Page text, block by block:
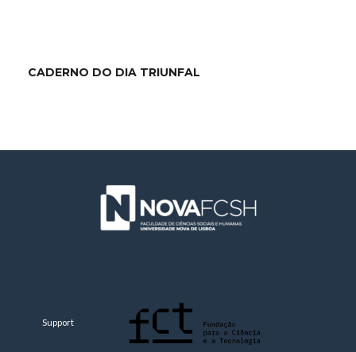
CADERNO DO DIA TRIUNFAL
Support